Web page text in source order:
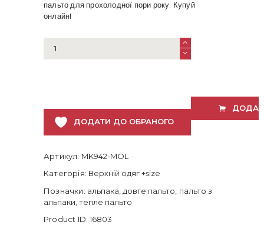
пальто для прохолодної пори року. Купуй
онлайн!
тепле
пальто
кількість
ДОДАТИ ДО ОБРАНОГО
Артикул: MK942-MOL
Категорія: Верхній одяг +size
Позначки: альпака довге пальто пальто з
альпаки ,тепле пальто
Product ID:16803